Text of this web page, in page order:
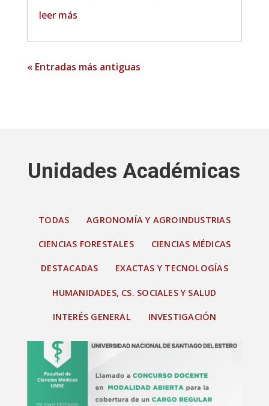
leer más
« Entradas más antiguas
Unidades Académicas
TODAS AGRONOMÍA Y AGROINDUSTRIAS
CIENCIAS FORESTALES CIENCIAS MÉDICAS
DESTACADAS EXACTAS Y TECNOLOGÍAS
HUMANIDADES, CS. SOCIALES Y SALUD
INTERÉS GENERAL INVESTIGACIÓN